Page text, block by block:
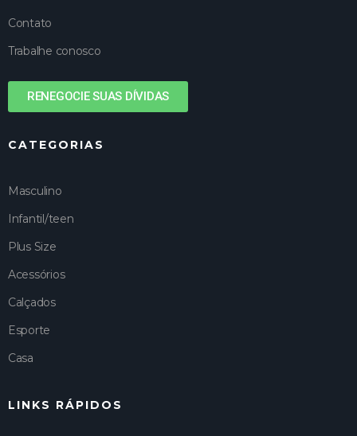
Contato
Trabalhe conosco
RENEGOCIE SUAS DÍVIDAS
CATEGORIAS
Masculino
Infantil/teen
Plus Size
Acessórios
Calçados
Esporte
Casa
LINKS RÁPIDOS